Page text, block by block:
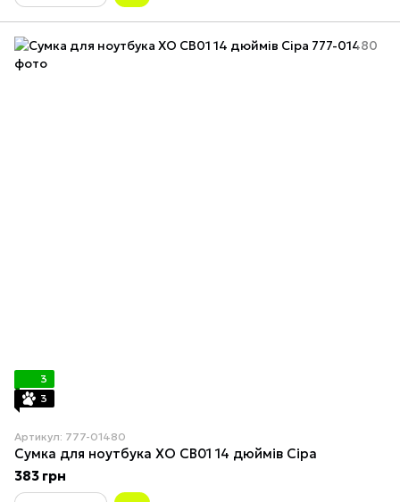
3
3
Артикул: 777-01480
Сумка для ноутбука XO CB01 14 дюймів Сіра
383 грн